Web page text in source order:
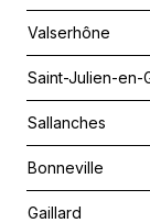
Valserhône
Saint-Julien-en-
Sallanches
Bonneville
Gaillard